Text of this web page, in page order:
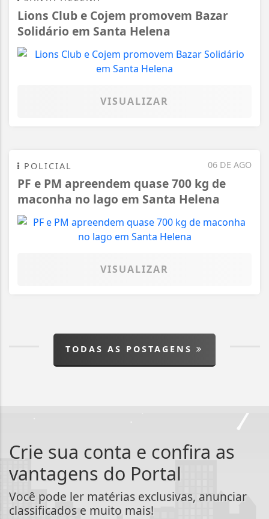
Lions Club e Cojem promovem Bazar
Solidário em Santa Helena
VISUALIZAR
06 DE AGO
POLICIAL
PF e PM apreendem quase 700 kg de
maconha no lago em Santa Helena
VISUALIZAR
TODAS AS POSTAGENS
Crie sua conta e confira as
vantagens do Portal
Você pode ler matérias exclusivas, anunciar
classificados e muito mais!